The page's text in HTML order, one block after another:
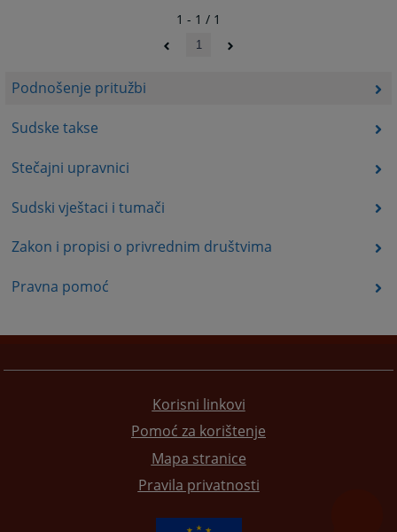
Podnošenje pritužbi
Sudske takse
Stečajni upravnici
Sudski vještaci i tumači
Zakon i propisi o privrednim društvima
Pravna pomoć
1 - 1 / 1
1
Korisni linkovi
Pomoć za korištenje
Mapa stranice
Pravila privatnosti